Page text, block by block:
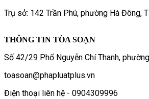
Trụ sở: 142 Trần Phú, phường Hà Đông,
THÔNG TIN TÒA SOẠN
Số 42/29 Phố Nguyễn Chí Thanh,
toasoan@phapluatplus.vn
Điện thoại liên hệ - 0904309996